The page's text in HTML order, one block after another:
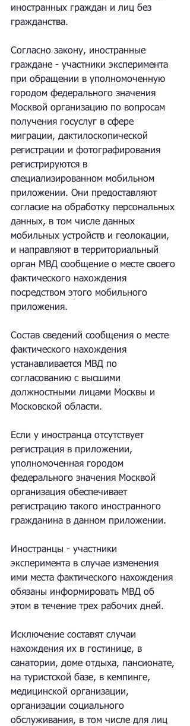
иностранных граждан и лиц без
гражданства.
Согласно закону, иностранные
граждане - участники эксперимента
при обращении в уполномоченную
городом федерального значения
Москвой организацию по вопросам
получения госуслуг в сфере
миграции, дактилоскопической
регистрации и фотографирования
регистрируются в
специализированном мобильном
приложении. Они предоставляют
согласие на обработку персональных
данных, в том числе данных
мобильных устройств и геолокации,
и направляют в территориальный
орган МВД сообщение о месте своего
фактического нахождения
посредством этого мобильного
приложения.
Состав сведений сообщения о месте
фактического нахождения
устанавливается МВД по
согласованию с высшими
должностными лицами Москвы и
Московской области.
Если у иностранца отсутствует
регистрация в приложении,
уполномоченная городом
федерального значения Москвой
организация обеспечивает
регистрацию такого иностранного
гражданина в данном приложении.
Иностранцы - участники
эксперимента в случае изменения
ими места фактического нахождения
обязаны информировать МВД об
этом в течение трех рабочих дней.
Исключение составят случаи
нахождения их в гостинице, в
санатории, доме отдыха, пансионате,
на туристской базе, в кемпинге,
медицинской организации,
организации социального
обслуживания, в том числе для лиц